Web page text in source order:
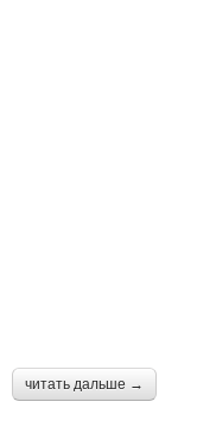
читать дальше →